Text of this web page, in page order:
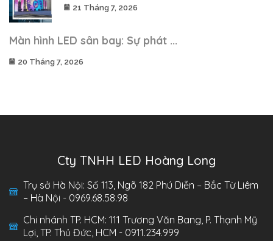
21 Tháng 7, 2026
Màn hình LED sân bay: Sự phát ...
20 Tháng 7, 2026
Cty TNHH LED Hoàng Long
Trụ sở Hà Nội: Số 113, Ngõ 182 Phú Diễn – Bắc Từ Liêm
– Hà Nội - 0969.68.58.98
Chi nhánh TP. HCM: 111 Trương Văn Bang, P. Thạnh Mỹ
Lợi, TP. Thủ Đức, HCM - 0911.234.999